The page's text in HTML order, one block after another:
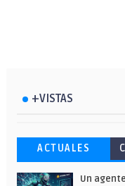
+VISTAS
Esto ha
ha dejado a
Wars
Ahorra y
más barato
Microsoft
y limitados
verano
ACTUALES
Un